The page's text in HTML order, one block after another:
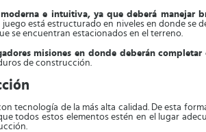
e intuitiva, ya que deberá manejar
está estructurado en niveles en donde
se encuentran estacionados en el terreno.
misiones en donde deberán
de construcción.
tecnología de la más alta calidad. De esta
todos estos elementos estén en el lugar